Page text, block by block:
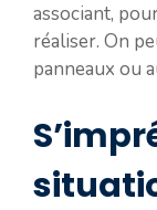
associant,
réaliser. On
panneaux ou